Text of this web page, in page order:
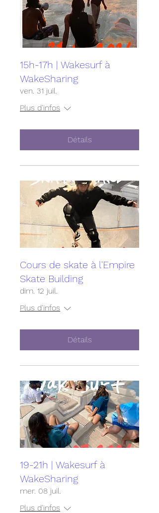
15h-17h | Wakesurf à
WakeSharing
ven. 31 juil.
Plus d'infos
Détails
Cours de skate à l'Empire
Skate Building
dim. 12 juil.
Plus d'infos
Détails
19-21h | Wakesurf à
WakeSharing
mer. 08 juil.
Plus d'infos